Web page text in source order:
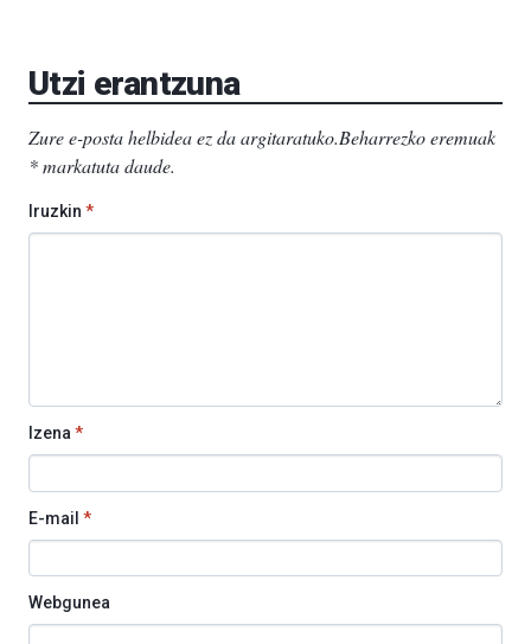
Utzi erantzuna
Zure e-posta helbidea ez da argitaratuko.Beharrezko eremuak
*markatuta daude.
Iruzkin *
Izena *
E-mail *
Webgunea